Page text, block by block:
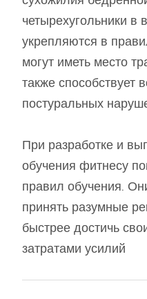
четырехугольники в
укрепляются в
могут иметь место
также способствует
постуральных
При разработке и
обучения фитнесу
правил обучения.
принять разумные
быстрее достичь
затратами усилий